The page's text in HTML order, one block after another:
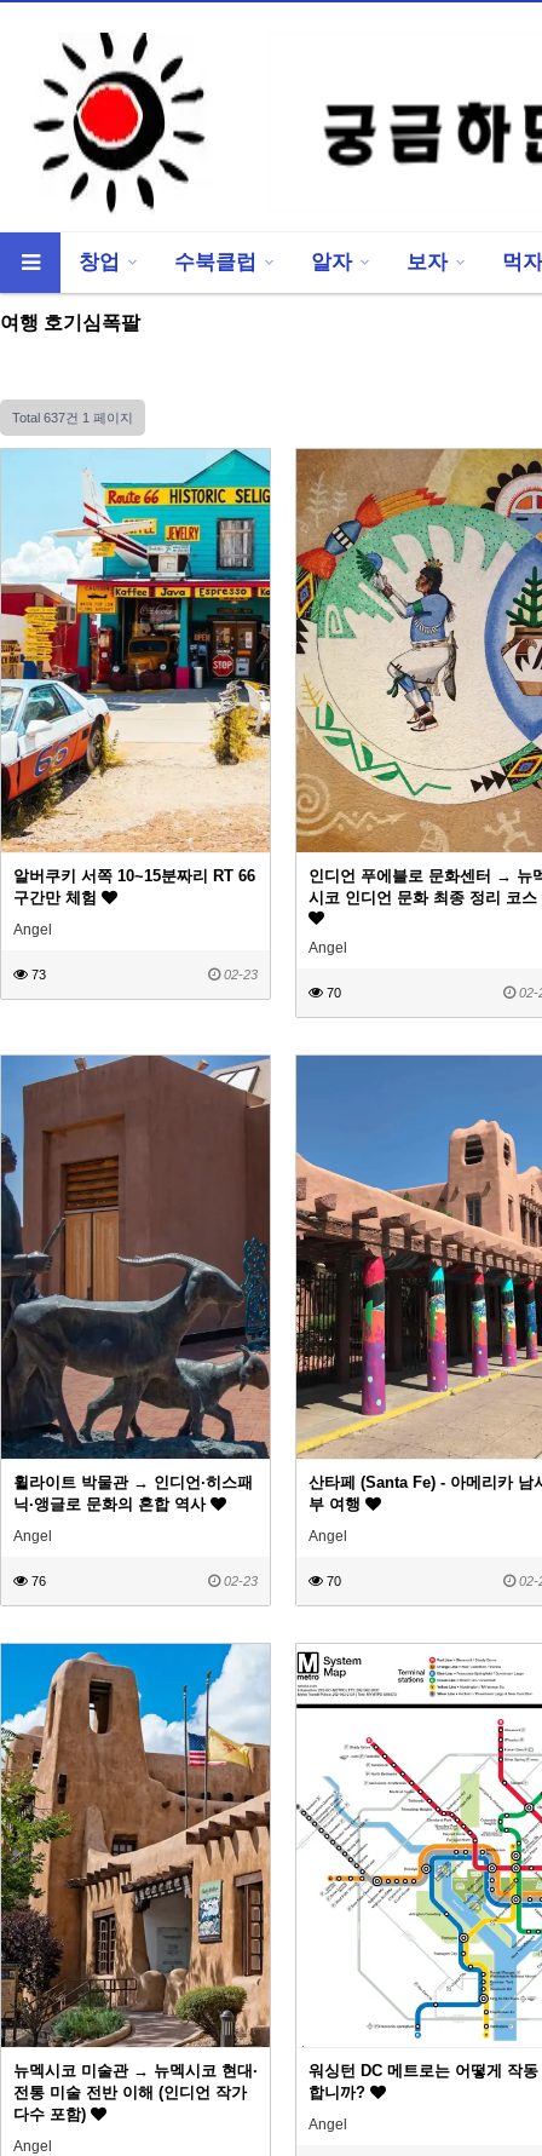
창업 수북클럽 알자 보자
먹자
여행 호기심폭팔
Total 637건 1 페이지
알버쿠키 서쪽 10~15분짜리 RT 66
구간만 체험
Angel
73 02-23
인디언 푸에블로 문화센터 → 뉴
시코 인디언 문화 최종 정리 코스
Angel
70 02-
휠라이트 박물관 → 인디언·히스패
닉·앵글로 문화의 혼합 역사
Angel
76 02-23
산타페 (Santa Fe) - 아메리카 남
부 여행
Angel
70 02-
뉴멕시코 미술관 → 뉴멕시코 현대·
전통 미술 전반 이해 (인디언 작가
다수 포함)
Angel
워싱턴 DC 메트로는 어떻게 작동
합니까?
Angel